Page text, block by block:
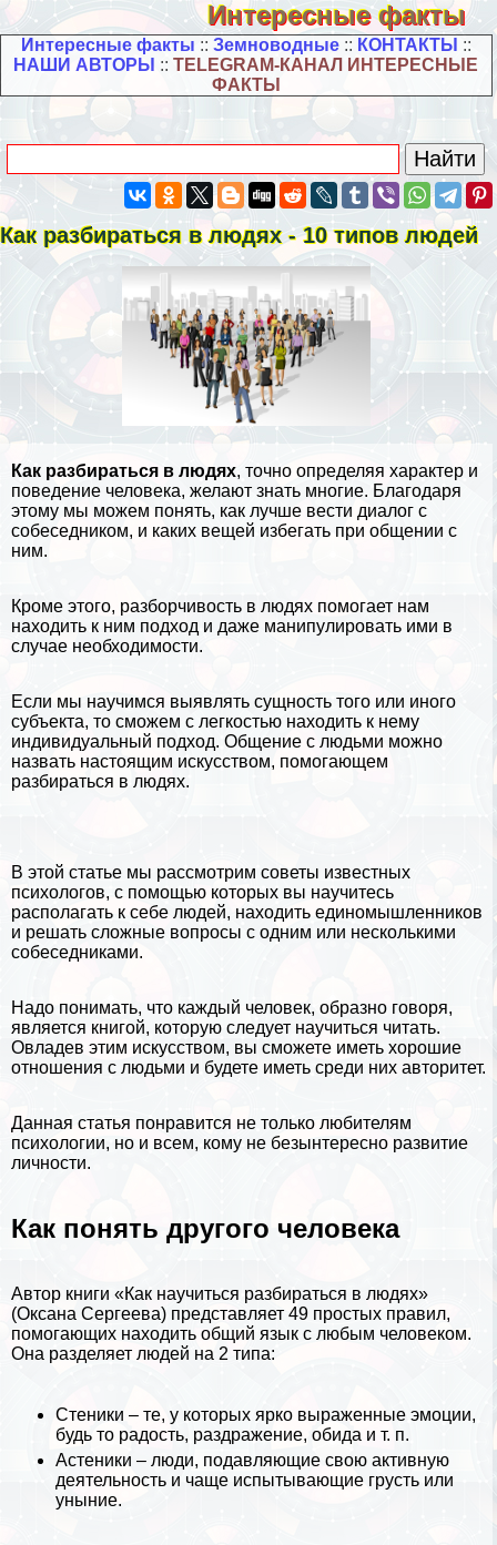
Интересные факты
Интересные факты :: Земноводные:: КОНТАКТЫ ::
НАШИ АВТОРЫ ::TELEGRAM-КАНАЛ ИНТЕРЕСНЫЕ
ФАКТЫ
Как разбираться в людях - 10 типов людей
Как разбираться в людях, точно определяя хаpaктер и
поведение человека, желают знать многие. Благодаря
этому мы можем понять, как лучше вести диалог с
собеседником, и каких вещей избегать при общении с
ним.
Кроме этого, разборчивость в людях помогает нам
находить к ним подход и даже манипулировать ими в
случае необходимости.
Если мы научимся выявлять сущность того или иного
субъекта, то сможем с легкостью находить к нему
индивидуальный подход. Общение с людьми можно
назвать настоящим искусством, помогающем
разбираться в людях.
В этой статье мы рассмотрим советы известных
психологов, с помощью которых вы научитесь
располагать к себе людей, находить единомышленников
и решать сложные вопросы с одним или несколькими
собеседниками.
Надо понимать, что каждый человек, образно говоря,
является книгой, которую следует научиться читать.
Овладев этим искусством, вы сможете иметь хорошие
отношения с людьми и будете иметь среди них авторитет.
Данная статья понравится не только любителям
психологии, но и всем, кому не безынтересно развитие
личности.
Как понять другого человека
Автор книги «Как научиться разбираться в людях»
(Оксана Сергеева) представляет 49 простых правил,
помогающих находить общий язык с любым человеком.
Она разделяет людей на 2 типа:
Стеники – те, у которых ярко выраженные эмоции,
будь то радость, раздражение, обида и т. п.
Астеники – люди, подавляющие свою активную
деятельность и чаще испытывающие грусть или
уныние.